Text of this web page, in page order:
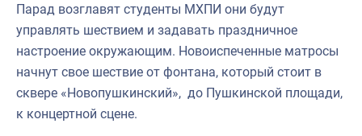
Парад возглавят студенты МХПИ они будут
управлять шествием и задавать праздничное
настроение окружающим. Новоиспеченные матросы
начнут свое шествие от фонтана, который стоит в
сквере «Новопушкинский», до Пушкинской площади,
к концертной сцене.